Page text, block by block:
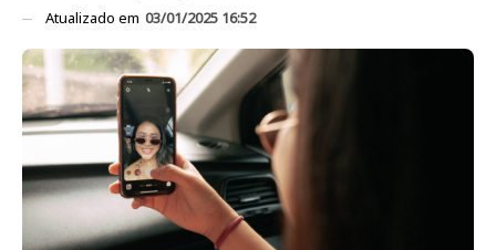
Atualizado em 03/01/2025 16:52